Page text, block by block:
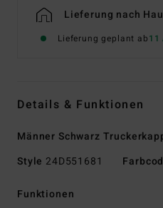
Lieferung nach
Lieferung geplant ab11
Details & Funktionen
Männer Schwarz
Style 24D551681
Funktionen